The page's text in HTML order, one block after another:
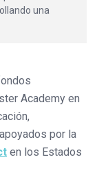
una
Academy en
por la
en los Estados